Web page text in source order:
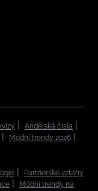
Andělská čísla
Módní trendy 2026
Partnerské vztahy
Módní trendy na